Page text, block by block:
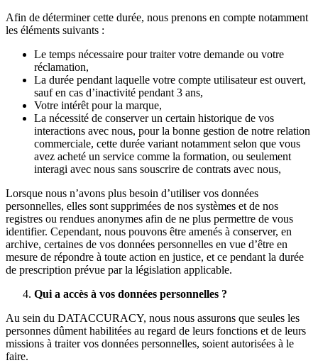
Afin de déterminer cette durée, nous prenons en compte notamment
les éléments suivants :
Le temps nécessaire pour traiter votre demande ou votre
réclamation,
La durée pendant laquelle votre compte utilisateur est ouvert,
sauf en cas d’inactivité pendant 3 ans,
Votre intérêt pour la marque,
La nécessité de conserver un certain historique de vos
interactions avec nous, pour la bonne gestion de notre relation
commerciale, cette durée variant notamment selon que vous
avez acheté un service comme la formation, ou seulement
interagi avec nous sans souscrire de contrats avec nous,
Lorsque nous n’avons plus besoin d’utiliser vos données
personnelles, elles sont supprimées de nos systèmes et de nos
registres ou rendues anonymes afin de ne plus permettre de vous
identifier. Cependant, nous pouvons être amenés à conserver, en
archive, certaines de vos données personnelles en vue d’être en
mesure de répondre à toute action en justice, et ce pendant la durée
de prescription prévue par la législation applicable.
Qui a accès à vos données personnelles ?
Au sein du DATACCURACY, nous nous assurons que seules les
personnes dûment habilitées au regard de leurs fonctions et de leurs
missions à traiter vos données personnelles, soient autorisées à le
faire.